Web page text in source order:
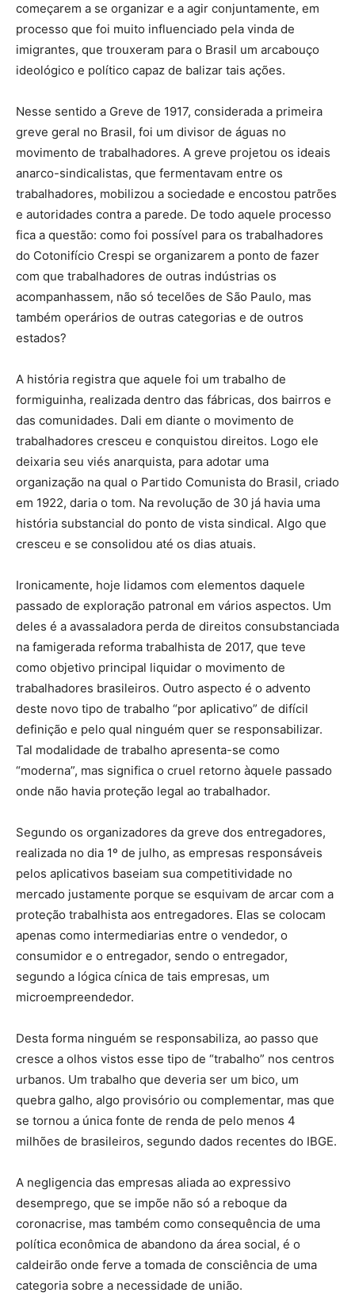
começarem a se organizar e a agir conjuntamente, em
processo que foi muito influenciado pela vinda de
imigrantes, que trouxeram para o Brasil um arcabouço
ideológico e político capaz de balizar tais ações.
Nesse sentido a Greve de 1917, considerada a primeira
greve geral no Brasil, foi um divisor de águas no
movimento de trabalhadores. A greve projetou os ideais
anarco-sindicalistas, que fermentavam entre os
trabalhadores, mobilizou a sociedade e encostou patrões
e autoridades contra a parede. De todo aquele processo
fica a questão: como foi possível para os trabalhadores
do Cotonifício Crespi se organizarem a ponto de fazer
com que trabalhadores de outras indústrias os
acompanhassem, não só tecelões de São Paulo, mas
também operários de outras categorias e de outros
estados?
A história registra que aquele foi um trabalho de
formiguinha, realizada dentro das fábricas, dos bairros e
das comunidades. Dali em diante o movimento de
trabalhadores cresceu e conquistou direitos. Logo ele
deixaria seu viés anarquista, para adotar uma
organização na qual o Partido Comunista do Brasil, criado
em 1922, daria o tom. Na revolução de 30 já havia uma
história substancial do ponto de vista sindical. Algo que
cresceu e se consolidou até os dias atuais.
Ironicamente, hoje lidamos com elementos daquele
passado de exploração patronal em vários aspectos. Um
deles é a avassaladora perda de direitos consubstanciada
na famigerada reforma trabalhista de 2017, que teve
como objetivo principal liquidar o movimento de
trabalhadores brasileiros. Outro aspecto é o advento
deste novo tipo de trabalho “por aplicativo” de difícil
definição e pelo qual ninguém quer se responsabilizar.
Tal modalidade de trabalho apresenta-se como
“moderna”, mas significa o cruel retorno àquele passado
onde não havia proteção legal ao trabalhador.
Segundo os organizadores da greve dos entregadores,
realizada no dia 1º de julho, as empresas responsáveis
pelos aplicativos baseiam sua competitividade no
mercado justamente porque se esquivam de arcar com a
proteção trabalhista aos entregadores. Elas se colocam
apenas como intermediarias entre o vendedor, o
consumidor e o entregador, sendo o entregador,
segundo a lógica cínica de tais empresas, um
microempreendedor.
Desta forma ninguém se responsabiliza, ao passo que
cresce a olhos vistos esse tipo de “trabalho” nos centros
urbanos. Um trabalho que deveria ser um bico, um
quebra galho, algo provisório ou complementar, mas que
se tornou a única fonte de renda de pelo menos 4
milhões de brasileiros, segundo dados recentes do IBGE.
A negligencia das empresas aliada ao expressivo
desemprego, que se impõe não só a reboque da
coronacrise, mas também como consequência de uma
política econômica de abandono da área social, é o
caldeirão onde ferve a tomada de consciência de uma
categoria sobre a necessidade de união.